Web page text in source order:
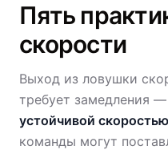
Пять
скорости
Выход из ловушки
требует замедления
устойчивой скоростью
команды могут